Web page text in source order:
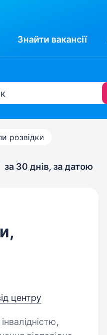
Знайти вакансії
розвідки
за 30 днів, за датою
центру